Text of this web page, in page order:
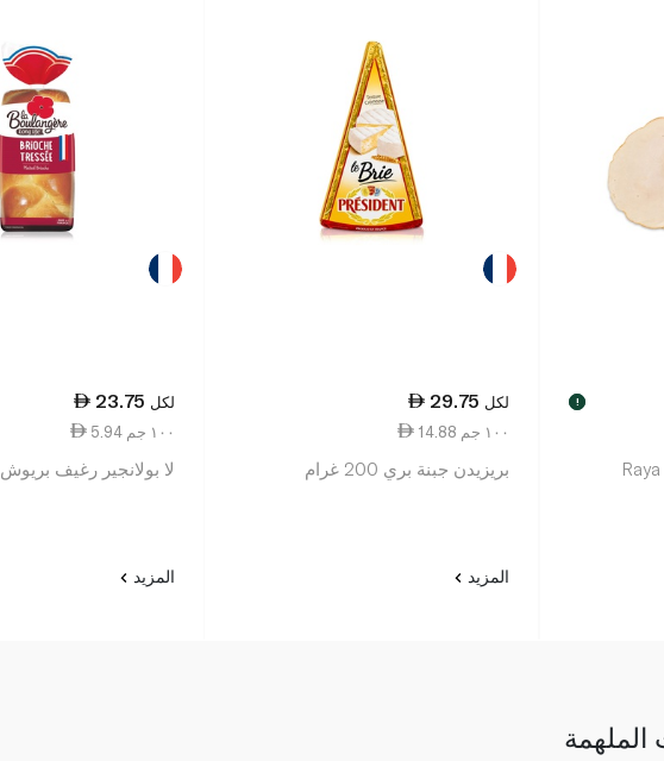
!
29.75 لكل
14.88 ١٠٠ جم
بريزيدن جبنة بري 200 غرام
المزيد
23.75 لكل
5.94 ١٠٠ جم
لا بولانجير رغيف بريوش 400 غرام
المزيد